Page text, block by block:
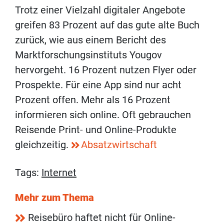
Trotz einer Vielzahl digitaler Angebote
greifen 83 Prozent auf das gute alte Buch
zurück, wie aus einem Bericht des
Marktforschungsinstituts Yougov
hervorgeht. 16 Prozent nutzen Flyer oder
Prospekte. Für eine App sind nur acht
Prozent offen. Mehr als 16 Prozent
informieren sich online. Oft gebrauchen
Reisende Print- und Online-Produkte
gleichzeitig.
Absatzwirtschaft
Tags: Internet
Mehr zum Thema
Reisebüro haftet nicht für Online-